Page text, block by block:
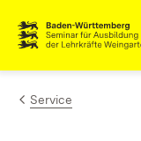
Zum Inhalt
Link zur
Service